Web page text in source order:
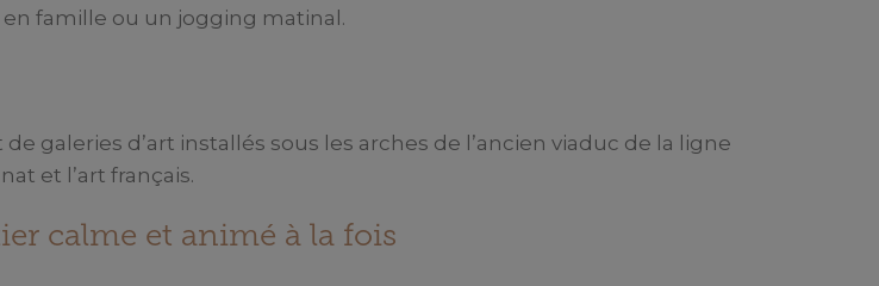
famille ou un jogging matinal.
galeries d’art installés sous les arches de l’ancien viaduc de la ligne
et l’art français.
calme et animé à la fois